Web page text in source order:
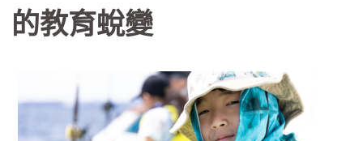
的教育蛻變